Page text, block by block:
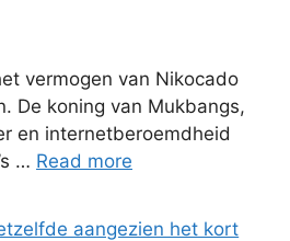
vermogen van Nikocado
De koning van Mukbangs,
en internetberoemdheid
… Read more
aangezien het kort